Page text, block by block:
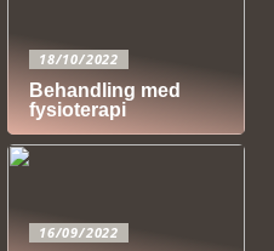
18/10/2022
Behandling med
fysioterapi
16/09/2022